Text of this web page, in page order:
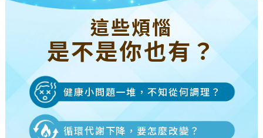
這些煩惱
是不是你也有？
健康小問題一堆，不知從何調理？
循環代謝下降，要怎麼改變？